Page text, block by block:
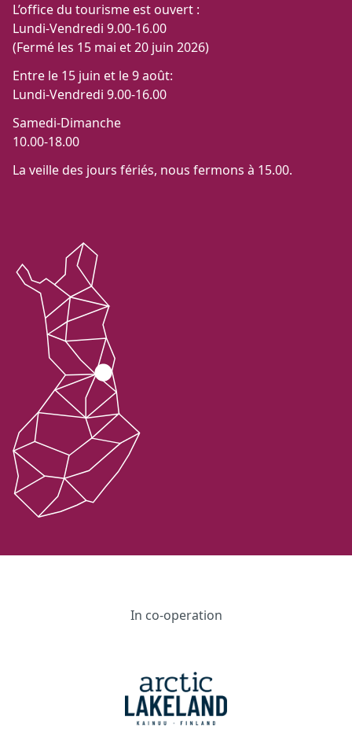
L’office du tourisme est ouvert :
Lundi-Vendredi 9.00-16.00
(Fermé les 15 mai et 20 juin 2026)
Entre le 15 juin et le 9 août:
Lundi-Vendredi 9.00-16.00
Samedi-Dimanche
10.00-18.00
La veille des jours fériés, nous fermons à 15.00.
In co-operation